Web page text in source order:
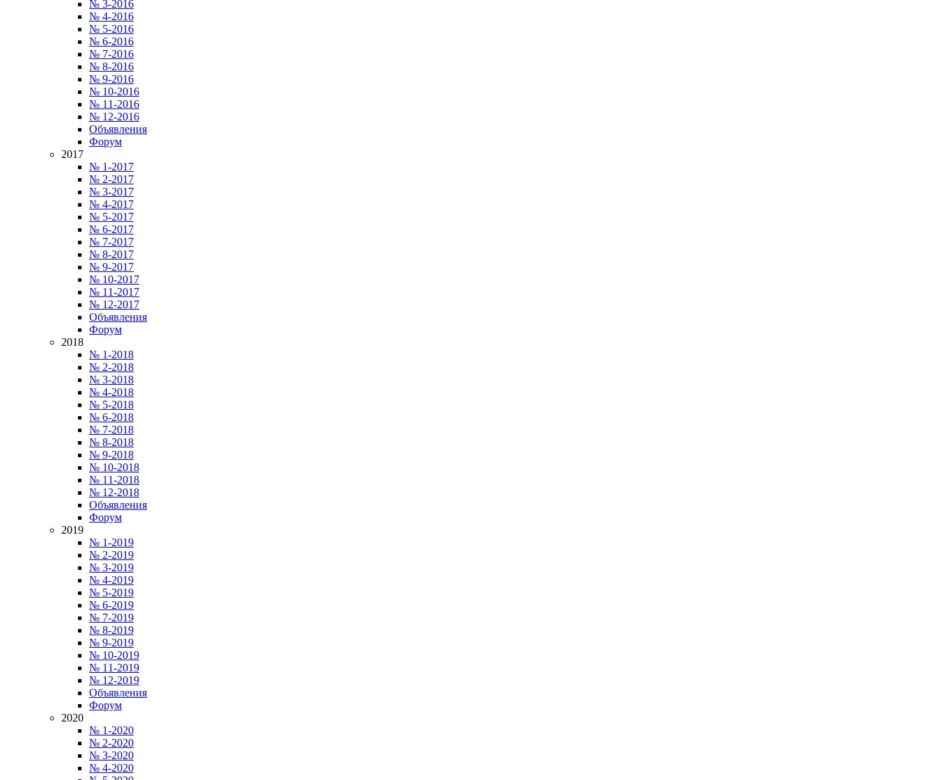
№ 3-2016
№ 4-2016
№ 5-2016
№ 6-2016
№ 7-2016
№ 8-2016
№ 9-2016
№ 10-2016
№ 11-2016
№ 12-2016
Объявления
Форум
2017
№ 1-2017
№ 2-2017
№ 3-2017
№ 4-2017
№ 5-2017
№ 6-2017
№ 7-2017
№ 8-2017
№ 9-2017
№ 10-2017
№ 11-2017
№ 12-2017
Объявления
Форум
2018
№ 1-2018
№ 2-2018
№ 3-2018
№ 4-2018
№ 5-2018
№ 6-2018
№ 7-2018
№ 8-2018
№ 9-2018
№ 10-2018
№ 11-2018
№ 12-2018
Объявления
Форум
2019
№ 1-2019
№ 2-2019
№ 3-2019
№ 4-2019
№ 5-2019
№ 6-2019
№ 7-2019
№ 8-2019
№ 9-2019
№ 10-2019
№ 11-2019
№ 12-2019
Объявления
Форум
2020
№ 1-2020
№ 2-2020
№ 3-2020
№ 4-2020